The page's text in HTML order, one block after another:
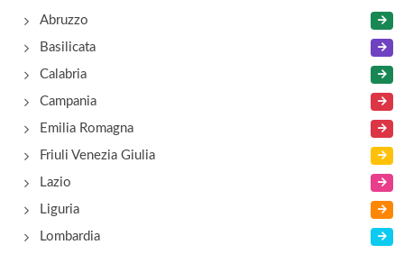
Abruzzo
Basilicata
Calabria
Campania
Emilia Romagna
Friuli Venezia Giulia
Lazio
Liguria
Lombardia